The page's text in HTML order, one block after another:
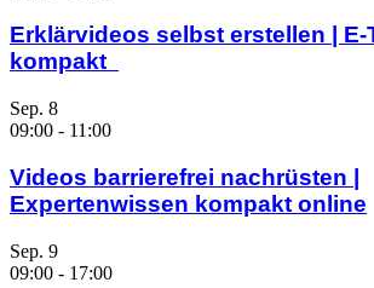
Erklärvideos selbst erstellen | E-
kompakt
Sep. 8
09:00 - 11:00
Videos barrierefrei nachrüsten |
Expertenwissen kompakt online
Sep. 9
09:00 - 17:00